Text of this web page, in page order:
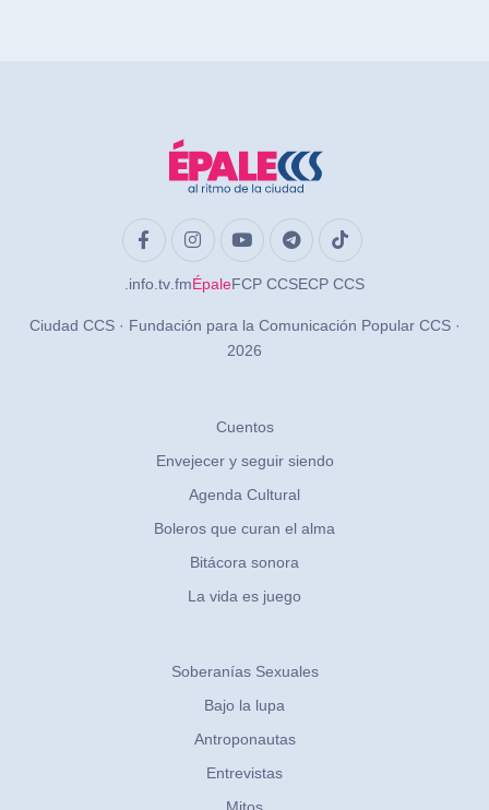
.info .tv .fmÉpaleFCP CCSECP CCS
Ciudad CCS · Fundación para la Comunicación Popular CCS ·
2026
Cuentos
Envejecer y seguir siendo
Agenda Cultural
Boleros que curan el alma
Bitácora sonora
La vida es juego
Soberanías Sexuales
Bajo la lupa
Antroponautas
Entrevistas